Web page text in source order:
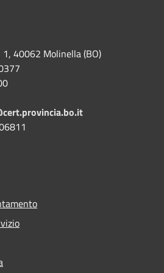
40062 Molinella (BO)